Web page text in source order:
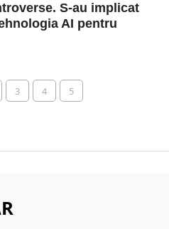
S-au implicat
AI pentru
3 4 5